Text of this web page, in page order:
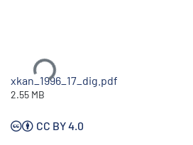
xkan_1996_17_dig.pdf
2.55 MB
CC BY 4.0